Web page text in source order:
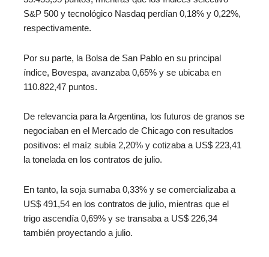
S&P 500 y tecnológico Nasdaq perdían 0,18% y 0,22%,
respectivamente.
Por su parte, la Bolsa de San Pablo en su principal
índice, Bovespa, avanzaba 0,65% y se ubicaba en
110.822,47 puntos.
De relevancia para la Argentina, los futuros de granos se
negociaban en el Mercado de Chicago con resultados
positivos: el maíz subía 2,20% y cotizaba a US$ 223,41
la tonelada en los contratos de julio.
En tanto, la soja sumaba 0,33% y se comercializaba a
US$ 491,54 en los contratos de julio, mientras que el
trigo ascendía 0,69% y se transaba a US$ 226,34
también proyectando a julio.